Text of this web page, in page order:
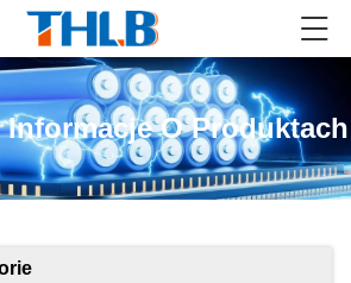
Informacje O Produktach